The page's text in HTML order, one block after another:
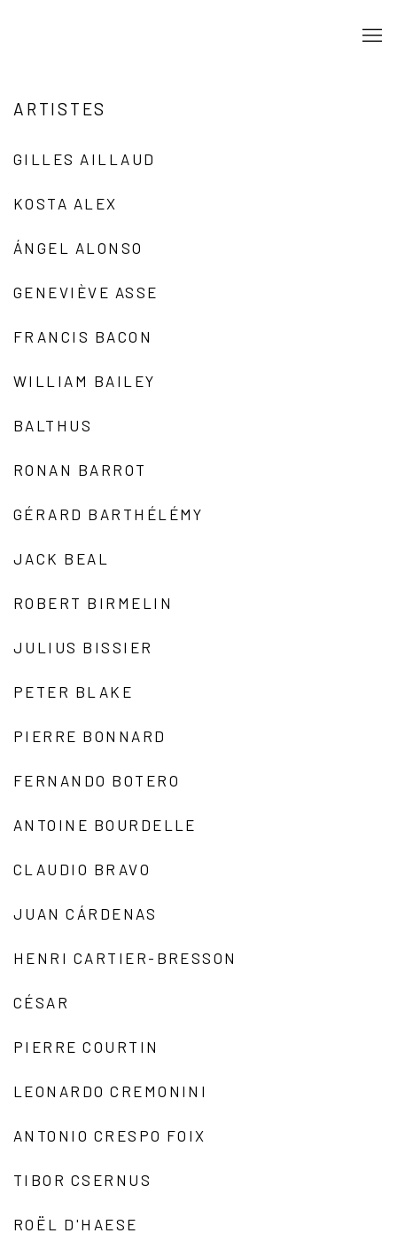
ARTISTES
GILLES AILLAUD
KOSTA ALEX
ÁNGEL ALONSO
GENEVIÈVE ASSE
FRANCIS BACON
WILLIAM BAILEY
BALTHUS
RONAN BARROT
GÉRARD BARTHÉLÉMY
JACK BEAL
ROBERT BIRMELIN
JULIUS BISSIER
PETER BLAKE
PIERRE BONNARD
FERNANDO BOTERO
ANTOINE BOURDELLE
CLAUDIO BRAVO
JUAN CÁRDENAS
HENRI CARTIER-BRESSON
CÉSAR
PIERRE COURTIN
LEONARDO CREMONINI
ANTONIO CRESPO FOIX
TIBOR CSERNUS
ROËL D'HAESE